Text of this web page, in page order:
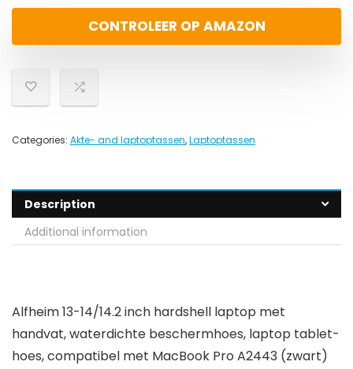
CONTROLEER OP AMAZON
Categories: Akte- and laptoptassen,Laptoptassen
Description
Additional information
Alfheim 13-14/14.2 inch hardshell laptop met
handvat, waterdichte beschermhoes, laptop tablet-
hoes, compatibel met MacBook Pro A2443 (zwart)